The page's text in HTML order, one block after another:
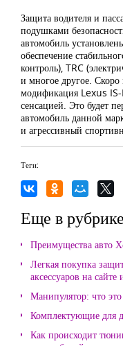
Защита водителя и
подушками
автомобиль
обеспечение
контроль), TRC
и многое другое.
модификация Lexus IS-
сенсацией. Это будет
автомобиль данной
и агрессивный
Теги:
Еще в
Преимущества авто
Легкая покупка
аксессуаров на
Манипулятор: что
Комплектующие для
Как происходит